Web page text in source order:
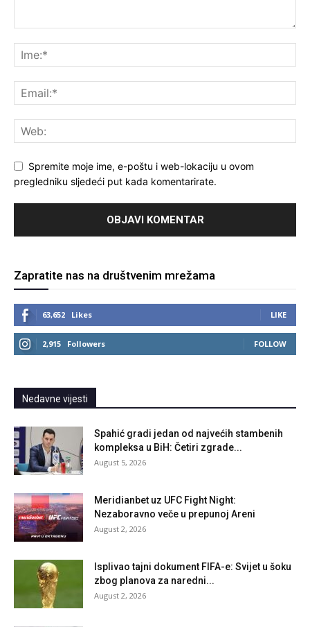
Spremite moje ime, e-poštu i web-lokaciju u ovom
pregledniku sljedeći put kada komentarirate.
Zapratite nas na društvenim mrežama
63,652 Likes LIKE
2,915 Followers FOLLOW
Nedavne vijesti
Spahić gradi jedan od najvećih stambenih
kompleksa u BiH: Četiri zgrade...
August 5, 2026
Meridianbet uz UFC Fight Night:
Nezaboravno veče u prepunoj Areni
August 2, 2026
Isplivao tajni dokument FIFA-e: Svijet u šoku
zbog planova za naredni...
August 2, 2026